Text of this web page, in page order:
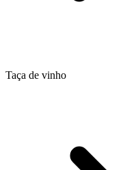
Taça de vinho